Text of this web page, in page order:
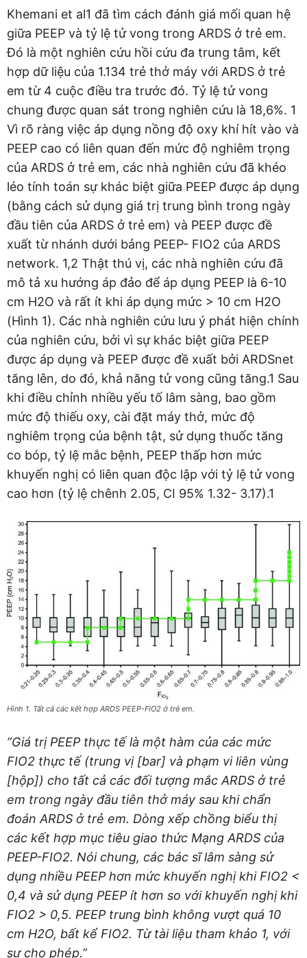
Khemani et al1 đã tìm cách đánh giá mối quan hệ
giữa PEEP và tỷ lệ tử vong trong ARDS ở trẻ em.
Đó là một nghiên cứu hồi cứu đa trung tâm, kết
hợp dữ liệu của 1.134 trẻ thở máy với ARDS ở trẻ
em từ 4 cuộc điều tra trước đó. Tỷ lệ tử vong
chung được quan sát trong nghiên cứu là 18,6%. 1
Vì rõ ràng việc áp dụng nồng độ oxy khí hít vào và
PEEP cao có liên quan đến mức độ nghiêm trọng
của ARDS ở trẻ em, các nhà nghiên cứu đã khéo
léo tính toán sự khác biệt giữa PEEP được áp dụng
(bằng cách sử dụng giá trị trung bình trong ngày
đầu tiên của ARDS ở trẻ em) và PEEP được đề
xuất từ nhánh dưới bảng PEEP- FIO2 của ARDS
network. 1,2 Thật thú vị, các nhà nghiên cứu đã
mô tả xu hướng áp đảo để áp dụng PEEP là 6-10
cm H2O và rất ít khi áp dụng mức > 10 cm H2O
(Hình 1). Các nhà nghiên cứu lưu ý phát hiện chính
của nghiên cứu, bởi vì sự khác biệt giữa PEEP
được áp dụng và PEEP được đề xuất bởi ARDSnet
tăng lên, do đó, khả năng tử vong cũng tăng.1 Sau
khi điều chỉnh nhiều yếu tố lâm sàng, bao gồm
mức độ thiếu oxy, cài đặt máy thở, mức độ
nghiêm trọng của bệnh tật, sử dụng thuốc tăng
co bóp, tỷ lệ mắc bệnh, PEEP thấp hơn mức
khuyến nghị có liên quan độc lập với tỷ lệ tử vong
cao hơn (tỷ lệ chênh 2.05, CI 95% 1.32- 3.17).1
Hình 1. Tất cả các kết hợp ARDS PEEP-FIO2 ở trẻ em.
”Giá trị PEEP thực tế là một hàm của các mức
FIO2 thực tế (trung vị [bar] và phạm vi liên vùng
[hộp]) cho tất cả các đối tượng mắc ARDS ở trẻ
em trong ngày đầu tiên thở máy sau khi chẩn
đoán ARDS ở trẻ em. Dòng xếp chồng biểu thị
các kết hợp mục tiêu giao thức Mạng ARDS của
PEEP-FIO2. Nói chung, các bác sĩ lâm sàng sử
dụng nhiều PEEP hơn mức khuyến nghị khi FIO2 <
0,4 và sử dụng PEEP ít hơn so với khuyến nghị khi
FIO2 > 0,5. PEEP trung bình không vượt quá 10
cm H2O, bất kể FIO2. Từ tài liệu tham khảo 1, với
sự cho phép.”